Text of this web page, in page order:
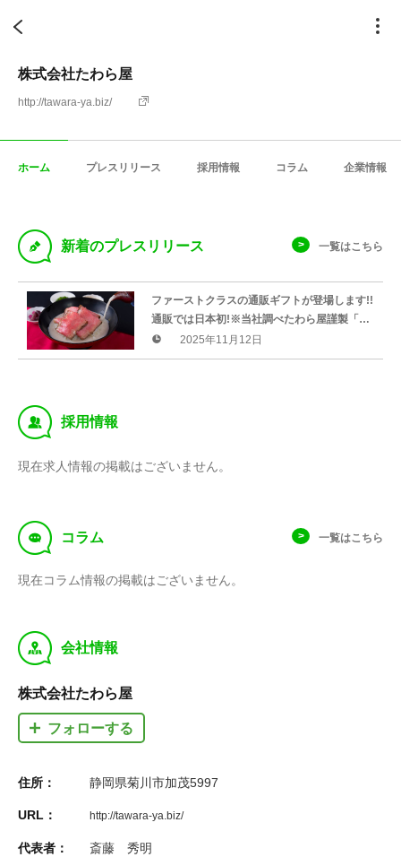
株式会社たわら屋
http://tawara-ya.biz/
ホーム プレスリリース 採用情報 コラム 企業情報
D 新着のプレスリリース 一覧はこちら
ファーストクラスの通販ギフトが登場します!!
通販では日本初!※当社調べたわら屋謹製「黒
毛和牛ローストビーフの極上茶漬け」
2025年11月12日
‰ 採用情報
現在求人情報の掲載はございません。
f コラム 一覧はこちら
現在コラム情報の掲載はございません。
y 会社情報
株式会社たわら屋
フォローする
住所： 静岡県菊川市加茂5997
URL： http://tawara-ya.biz/
代表者： 斎藤 秀明